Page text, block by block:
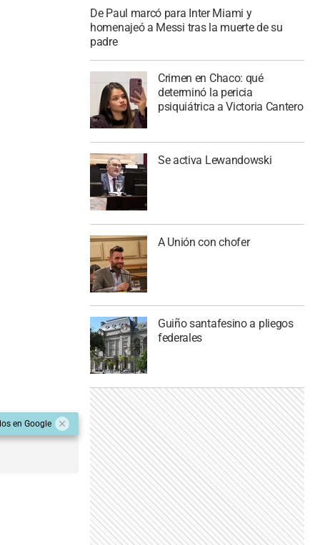
en Google
De Paul marcó para Inter Miami y
homenajeó a Messi tras la muerte de su
padre
Crimen en Chaco: qué
determinó la pericia
psiquiátrica a Victoria Cantero
Se activa Lewandowski
A Unión con chofer
Guiño santafesino a pliegos
federales